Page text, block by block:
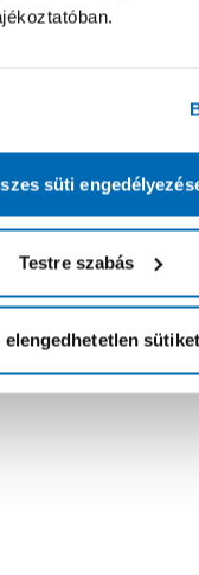
süti
Testre szabás
elengedhetetlen